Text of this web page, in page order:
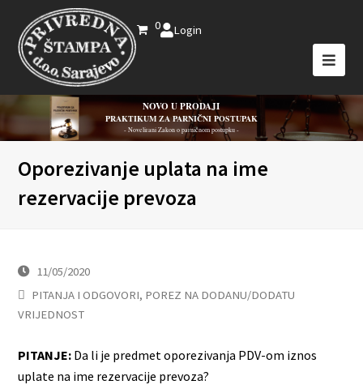
0 Login
NOVO U PRODAJI
PRAKTIKUM ZA PARNIČNI POSTUPAK
- Novelirani Zakon o parničnom postupku -
Oporezivanje uplata na ime
rezervacije prevoza
11/05/2020
PITANJA I ODGOVORI, POREZ NA DODANU/DODATU
VRIJEDNOST
PITANJE: Da li je predmet oporezivanja PDV-om iznos
uplate na ime rezervacije prevoza?